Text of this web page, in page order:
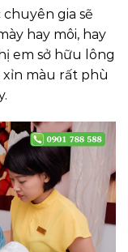
gia sẽ
hay môi, hay
em sở hữu lông
xỉn màu rất phù